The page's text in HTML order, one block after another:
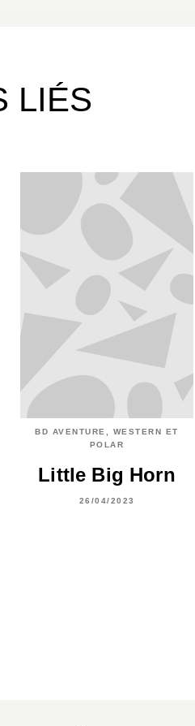
LIÉS
BD AVENTURE, WESTERN ET
POLAR
Little Big Horn
26/04/2023